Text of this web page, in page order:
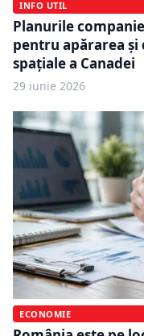
INFO UTIL
Planurile
pentru apărarea
spațiale a Canadei
29 iunie 2026
ECONOMIE